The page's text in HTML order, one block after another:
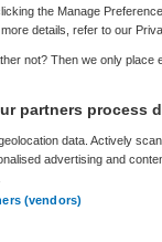
Laura van Elst
the Manage
details, refer to our
not? Then we only
partners process
data. Actively
advertising and
(vendors)